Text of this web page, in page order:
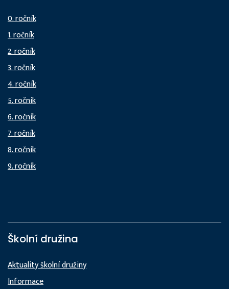
0. ročník
1. ročník
2. ročník
3. ročník
4. ročník
5. ročník
6. ročník
7. ročník
8. ročník
9. ročník
Školní družina
Aktuality školní družiny
Informace